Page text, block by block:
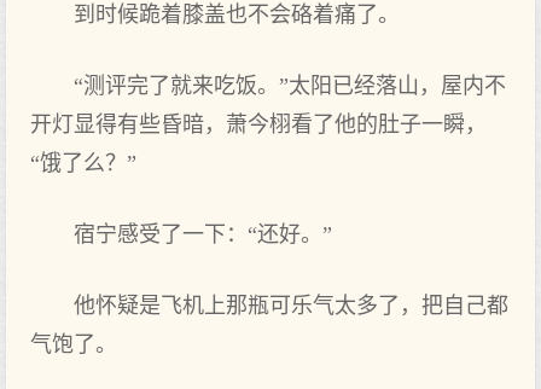
到时候跪着膝盖也不会硌着痛了。
“测评完了就来吃饭。”太阳已经落山，屋内不
开灯显得有些‌昏暗，萧今栩看了他的肚子一瞬，
“饿了么？”
宿宁感受了一下：“还‌好。”
他怀疑是飞机上那瓶可乐气太多了，把自己‌都
气饱了。